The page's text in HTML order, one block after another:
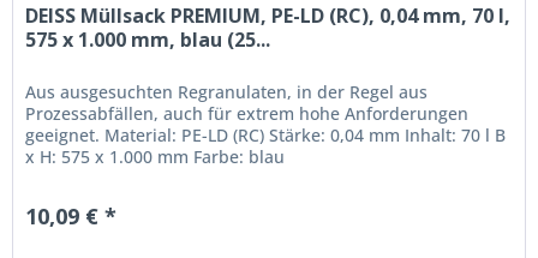
DEISS Müllsack PREMIUM, PE-LD (RC), 0,04 mm, 70 l,
575 x 1.000 mm, blau (25...
Aus ausgesuchten Regranulaten, in der Regel aus
Prozessabfällen, auch für extrem hohe Anforderungen
geeignet. Material: PE-LD (RC) Stärke: 0,04 mm Inhalt: 70 l B
x H: 575 x 1.000 mm Farbe: blau
10,09 € *